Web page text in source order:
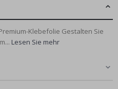
Klebefolie Gestalten Sie
Lesen Sie mehr